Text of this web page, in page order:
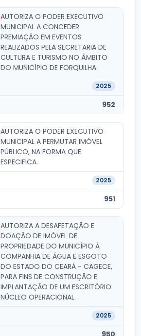
AUTORIZA O PODER EXECUTIVO
MUNICIPAL A CONCEDER
PREMIAÇÃO EM EVENTOS
REALIZADOS PELA SECRETARIA DE
CULTURA E TURISMO NO ÂMBITO
DO MUNICÍPIO DE FORQUILHA.
2025
952
AUTORIZA O PODER EXECUTIVO
MUNICIPAL A PERMUTAR IMÓVEL
PÚBLICO, NA FORMA QUE
ESPECIFICA.
2025
951
AUTORIZA A DESAFETAÇÃO E
DOAÇÃO DE IMÓVEL DE
PROPRIEDADE DO MUNICÍPIO À
COMPANHIA DE ÁGUA E ESGOTO
DO ESTADO DO CEARÁ - CAGECE,
PARA FINS DE CONSTRUÇÃO E
IMPLANTAÇÃO DE UM ESCRITÓRIO
NÚCLEO OPERACIONAL.
2025
950